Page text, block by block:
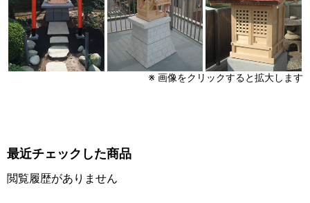
※ 画像をクリックすると拡大します
最近チェックした商品
閲覧履歴がありません